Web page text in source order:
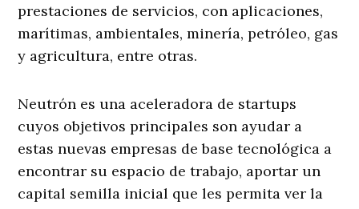
prestaciones de servicios, con aplicaciones,
marítimas, ambientales, minería, petróleo, gas
y agricultura, entre otras.
Neutrón es una aceleradora de startups
cuyos objetivos principales son ayudar a
estas nuevas empresas de base tecnológica a
encontrar su espacio de trabajo, aportar un
capital semilla inicial que les permita ver la